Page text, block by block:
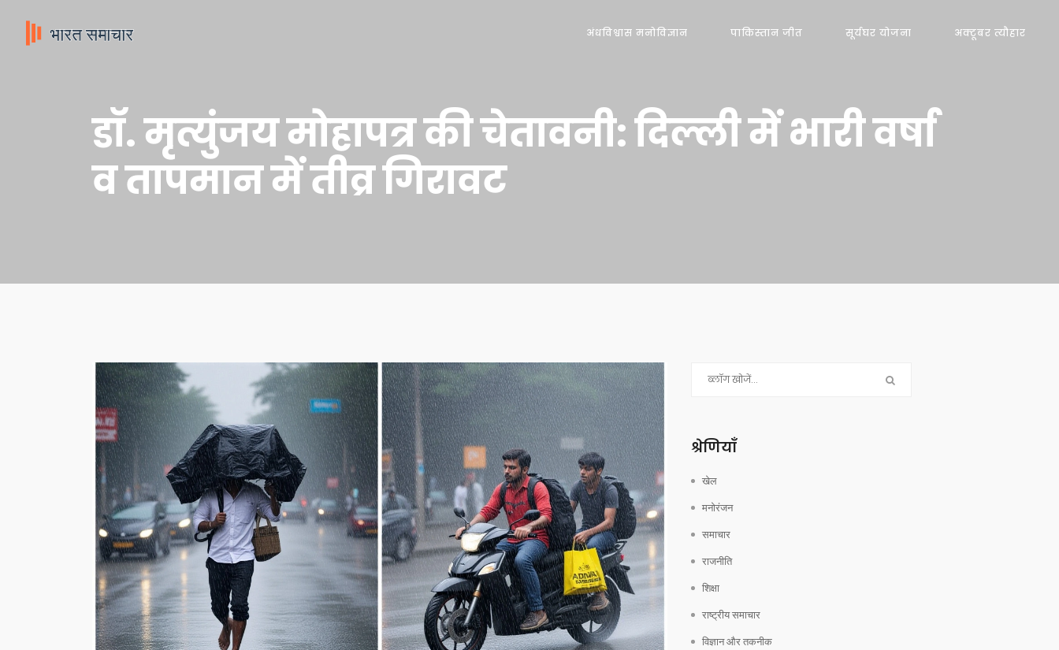
अंधविश्वास मनोविज्ञान पाकिस्तान जीत सूर्यघर योजना अक्टूबर त्यौहार
डॉ. मृत्युंजय मोहापत्र की चेतावनी: दिल्ली में भारी वर्षा
व तापमान में तीव्र गिरावट
श्रेणियाँ
खेल
मनोरंजन
समाचार
राजनीति
शिक्षा
राष्ट्रीय समाचार
विज्ञान और तकनीक